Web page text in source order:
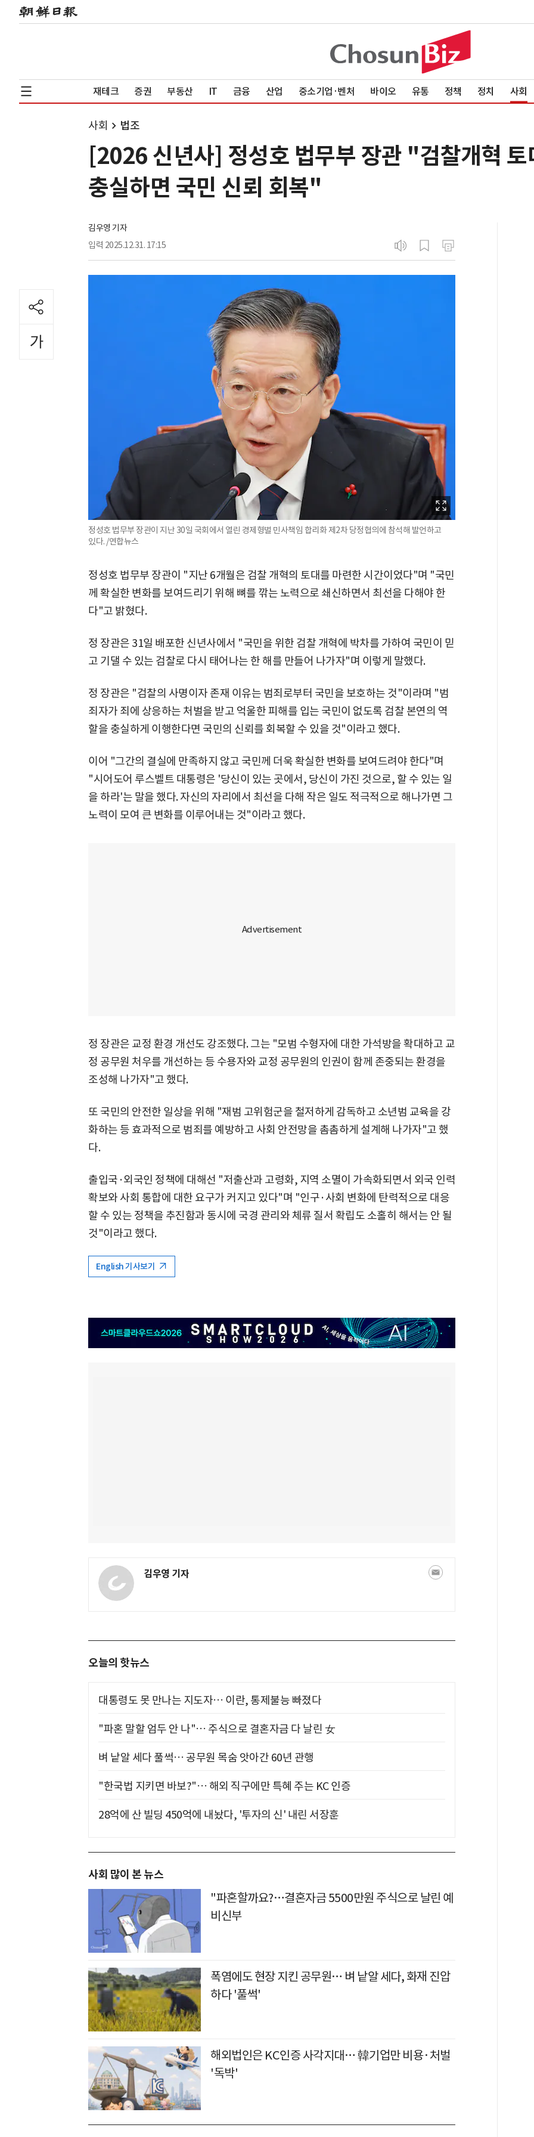
재테크 증권 부동산 IT 금융 산업 중소기업·벤처 바이오 유통 정책 정치 사회
사회 법조
[2026 신년사] 정성호 법무부 장관 "검찰개혁
충실하면 국민 신뢰 회복"
김우영 기자
입력 2025.12.31. 17:15
정성호 법무부 장관이 지난 30일 국회에서 열린 경제형벌 민사책임 합리화 제2차 당정협의에 참석해 발언하고
있다. /연합뉴스
정성호 법무부 장관이 "지난 6개월은 검찰 개혁의 토대를 마련한 시간이었다"며 "국민
께 확실한 변화를 보여드리기 위해 뼈를 깎는 노력으로 쇄신하면서 최선을 다해야 한
다"고 밝혔다.
정 장관은 31일 배포한 신년사에서 "국민을 위한 검찰 개혁에 박차를 가하여 국민이 믿
고 기댈 수 있는 검찰로 다시 태어나는 한 해를 만들어 나가자"며 이렇게 말했다.
정 장관은 "검찰의 사명이자 존재 이유는 범죄로부터 국민을 보호하는 것"이라며 "범
죄자가 죄에 상응하는 처벌을 받고 억울한 피해를 입는 국민이 없도록 검찰 본연의 역
할을 충실하게 이행한다면 국민의 신뢰를 회복할 수 있을 것"이라고 했다.
이어 "그간의 결실에 만족하지 않고 국민께 더욱 확실한 변화를 보여드려야 한다"며
"시어도어 루스벨트 대통령은 '당신이 있는 곳에서, 당신이 가진 것으로, 할 수 있는 일
을 하라'는 말을 했다. 자신의 자리에서 최선을 다해 작은 일도 적극적으로 해나가면 그
노력이 모여 큰 변화를 이루어내는 것"이라고 했다.
정 장관은 교정 환경 개선도 강조했다. 그는 "모범 수형자에 대한 가석방을 확대하고 교
정 공무원 처우를 개선하는 등 수용자와 교정 공무원의 인권이 함께 존중되는 환경을
조성해 나가자"고 했다.
또 국민의 안전한 일상을 위해 "재범 고위험군을 철저하게 감독하고 소년범 교육을 강
화하는 등 효과적으로 범죄를 예방하고 사회 안전망을 촘촘하게 설계해 나가자"고 했
다.
출입국·외국인 정책에 대해선 "저출산과 고령화, 지역 소멸이 가속화되면서 외국 인력
확보와 사회 통합에 대한 요구가 커지고 있다"며 "인구·사회 변화에 탄력적으로 대응
할 수 있는 정책을 추진함과 동시에 국경 관리와 체류 질서 확립도 소홀히 해서는 안 될
것"이라고 했다.
English 기사보기
김우영 기자
오늘의 핫뉴스
대통령도 못 만나는 지도자… 이란, 통제불능 빠졌다
"파혼 말할 엄두 안 나"… 주식으로 결혼자금 다 날린 女
벼 낱알 세다 풀썩… 공무원 목숨 앗아간 60년 관행
"한국법 지키면 바보?"… 해외 직구에만 특혜 주는 KC 인증
28억에 산 빌딩 450억에 내놨다, '투자의 신' 내린 서장훈
사회 많이 본 뉴스
"파혼할까요?…결혼자금 5500만원 주식으로 날린 예
비신부
폭염에도 현장 지킨 공무원… 벼 낱알 세다, 화재 진압
하다 '풀썩'
해외법인은 KC인증 사각지대… 韓기업만 비용·처벌
'독박'